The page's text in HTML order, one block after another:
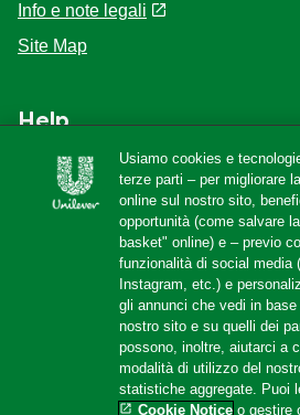
Info e note legali
Site Map
Help
F.A.Q
Localizzatore di negozi
Amazon Store
Usiamo cookies e
terze parti – per migliorare
online sul nostro sito,
opportunità (come salvare
basket" online) e – previo
funzionalità di social media
Instagram, etc.) e
gli annunci che vedi in
nostro sito e su quelli dei
possono, inoltre, aiutarci a
modalità di utilizzo del
statistiche aggregate. Puoi
Cookie Notice o gestire